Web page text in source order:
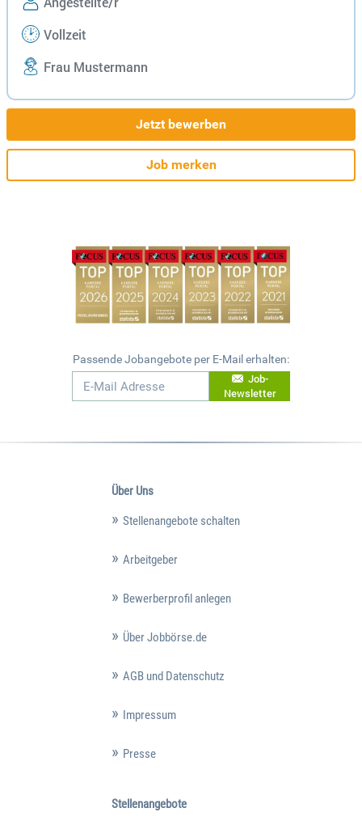
Vollzeit
Frau Mustermann
Jetzt bewerben
Job merken
Passende Jobangebote per E-Mail erhalten:
Job-
Newsletter
Über Uns
Stellenangebote schalten
Arbeitgeber
Bewerberprofil anlegen
Über Jobbörse.de
AGB und Datenschutz
Impressum
Presse
Stellenangebote